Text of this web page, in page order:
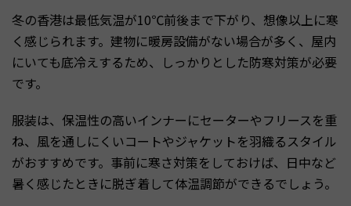
冬の香港は最低気温が10℃前後まで下がり、想像以上に寒
く感じられます。建物に暖房設備がない場合が多く、屋内
にいても底冷えするため、しっかりとした防寒対策が必要
です。
服装は、保温性の高いインナーにセーターやフリースを重
ね、風を通しにくいコートやジャケットを羽織るスタイル
がおすすめです。事前に寒さ対策をしておけば、日中など
暑く感じたときに脱ぎ着して体温調節ができるでしょう。